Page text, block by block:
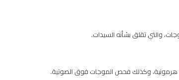
والتي تقلق بشأنه السيدات.
هرمونية، وكذلك فحص الموجات فوق الصوتية.